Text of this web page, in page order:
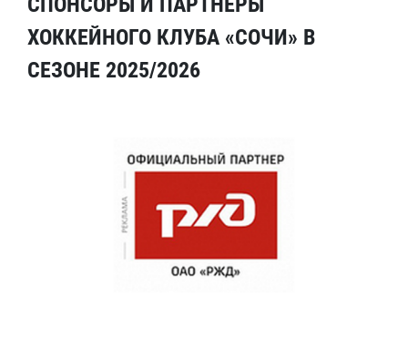
ХОККЕЙНОГО КЛУБА «СОЧИ» В
СЕЗОНЕ 2025/2026